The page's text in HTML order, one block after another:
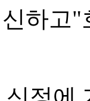
하고